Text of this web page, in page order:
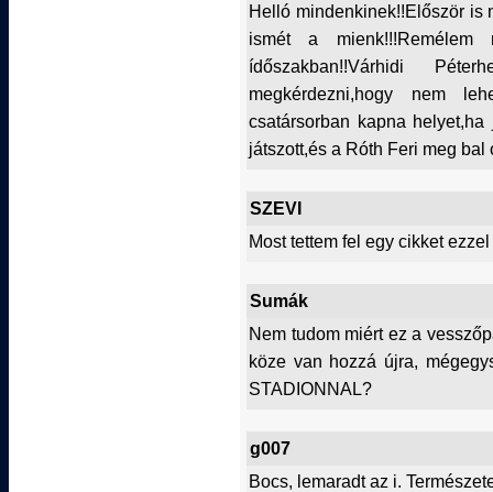
Helló mindenkinek!!Először is
ismét a
ídőszakban!!Várhidi
megkérdezni,hogy nem
csatársorban kapna
játszott,és a Róth Feri meg
SZEVI
Most tettem fel egy cikket
Sumák
Nem tudom miért ez a
köze van hozzá újra,
STADIONNAL?
g007
Bocs, lemaradt az i.